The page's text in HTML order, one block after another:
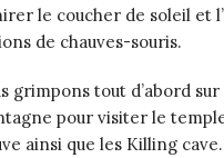
le coucher de soleil et
de chauves-souris.
grimpons tout d’abord sur
pour visiter le temple
ainsi que les Killing